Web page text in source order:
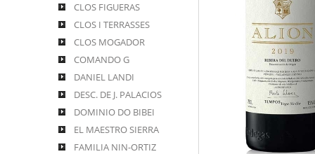
CLOS FIGUERAS
CLOS I TERRASSES
CLOS MOGADOR
COMANDO G
DANIEL LANDI
DESC. DE J. PALACIOS
DOMINIO DO BIBEI
EL MAESTRO SIERRA
FAMILIA NIN-ORTIZ